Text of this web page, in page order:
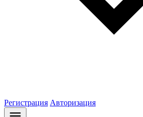
Регистрация Авторизация